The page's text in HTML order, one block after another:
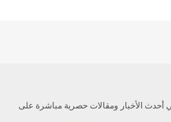
أحدث الأخبار ومقالات حصرية مباشرة على